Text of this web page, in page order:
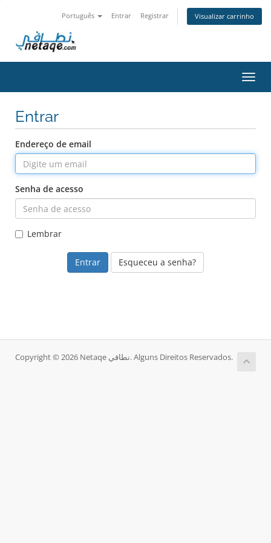
Português Entrar Registrar Visualizar carrinho
Entrar
Endereço de email
Senha de acesso
Lembrar
Esqueceu a senha?
Copyright © 2026 Netaqe نطاقي. Alguns Direitos Reservados.